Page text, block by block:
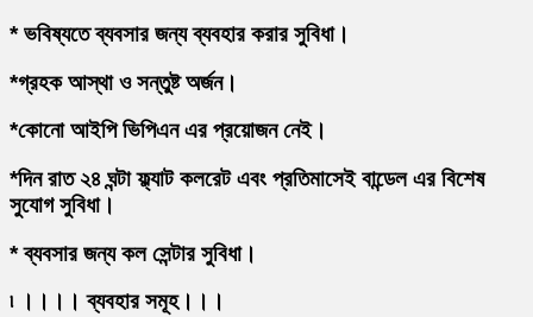
* ভবিষ্যতে ব্যবসার জন্য ব্যবহার করার সুবিধা।
*গ্রহক আস্থা ও সন্তুষ্ট অর্জন।
*কোনো আইপি ভিপিএন এর প্রয়োজন নেই।
*দিন রাত ২৪ ঘন্টা ফ্ল্যাট কলরেট এবং প্রতিমাসেই বান্ডেল এর বিশেষ
সুযোগ সুবিধা।
* ব্যবসার জন্য কল সেন্টার সুবিধা।
৷ ।।।। ব্যবহার সমূহ।।।